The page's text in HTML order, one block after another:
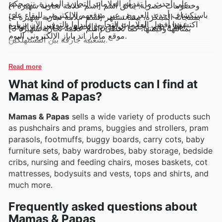
وخصومات حصرية. يتألق اسم [اسم علامة تجارية شهيرة 1]
بمنتجاته المبتكرة، بينما تشتهر [اسم علامة تجارية شهيرة 2]
بمتانتها وقيمتها، كما تحظى [اسم علامة تجارية شهيرة 3]
بشعبية جارفة بين المستهلكين.
على أحدث ما تقدمه العلامات التجارية المميزة. ننصحكم
باستكشاف أحدث العروض عبر موقعهم الإلكتروني للبقاء على
اطلاع دائم بأحدث الوافدين والخصومات محدودة الوقت.
اكتشفوا أفضل العلامات التجارية وابدأوا بالتوفير الآن بزيارة
موقع ماماز اند باباز الإلكتروني اليوم.
Read more
What kind of products can I find at
Mamas & Papas?
Mamas & Papas sells a wide variety of products such
as pushchairs and prams, buggies and strollers, pram
parasols, footmuffs, buggy boards, carry cots, baby
furniture sets, baby wardrobes, baby storage, bedside
cribs, nursing and feeding chairs, moses baskets, cot
mattresses, bodysuits and vests, tops and shirts, and
much more.
Frequently asked questions about
Mamas & Papas